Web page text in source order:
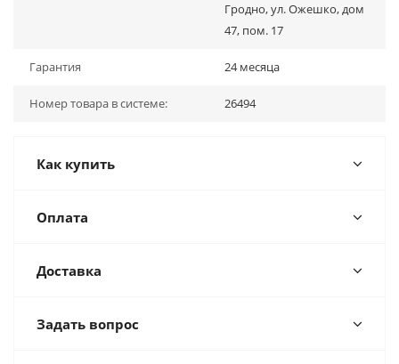
Гродно, ул. Ожешко, дом
47, пом. 17
Гарантия 24 месяца
Номер товара в системе: 26494
Как купить
Оплата
Доставка
Задать вопрос